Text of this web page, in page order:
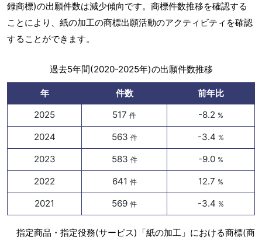
録商標)の出願件数は減少傾向です。商標件数推移を確認する
ことにより、紙の加工の商標出願活動のアクティビティを確認
することができます。
過去5年間(2020-2025年)の出願件数推移
年 件数
前年比
2025
517 件 -8.2 %
2024 563 件 -3.4 %
2023 583 件 -9.0 %
2022 641 件 12.7 %
2021 569 件 -3.4 %
指定商品・指定役務(サービス)「紙の加工」における商標(商